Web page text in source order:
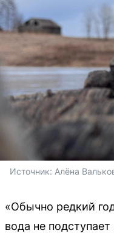
Источник: Алёна
«Обычно редкий
вода не